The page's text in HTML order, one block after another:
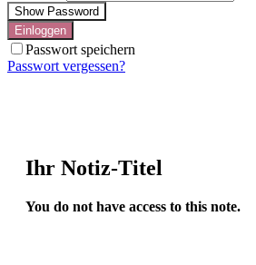
Show Password
Einloggen
Passwort speichern
Passwort vergessen?
Ihr Notiz-Titel
You do not have access to this note.